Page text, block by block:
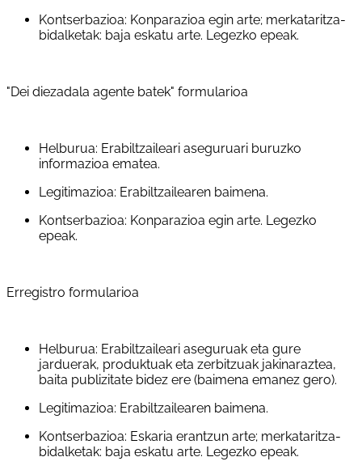
Kontserbazioa: Konparazioa egin arte; merkataritza-
bidalketak: baja eskatu arte. Legezko epeak.
"Dei diezadala agente batek" formularioa
Helburua: Erabiltzaileari aseguruari buruzko
informazioa ematea.
Legitimazioa: Erabiltzailearen baimena.
Kontserbazioa: Konparazioa egin arte. Legezko
epeak.
Erregistro formularioa
Helburua: Erabiltzaileari aseguruak eta gure
jarduerak, produktuak eta zerbitzuak jakinaraztea,
baita publizitate bidez ere (baimena emanez gero).
Legitimazioa: Erabiltzailearen baimena.
Kontserbazioa: Eskaria erantzun arte; merkataritza-
bidalketak: baja eskatu arte. Legezko epeak.